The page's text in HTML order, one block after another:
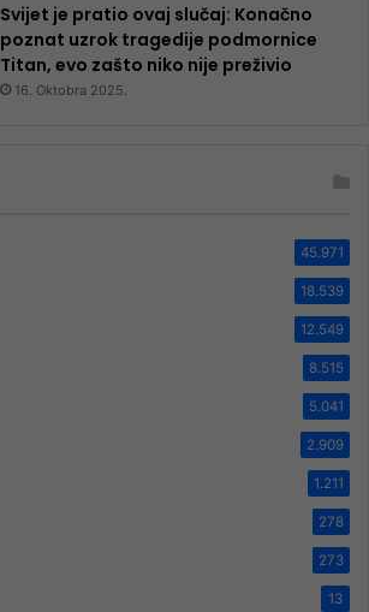
Svijet je pratio ovaj slučaj: Konačno
poznat uzrok tragedije podmornice
Titan, evo zašto niko nije preživio
16. Oktobra 2025.
45.971
18.539
12.549
8.515
5.041
2.909
1.211
278
273
13